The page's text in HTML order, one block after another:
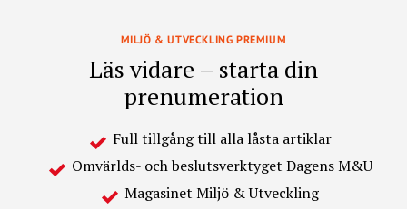
MILJÖ & UTVECKLING PREMIUM
Läs vidare – starta din
prenumeration
Full tillgång till alla låsta artiklar
Omvärlds- och beslutsverktyget Dagens M&U
Magasinet Miljö & Utveckling